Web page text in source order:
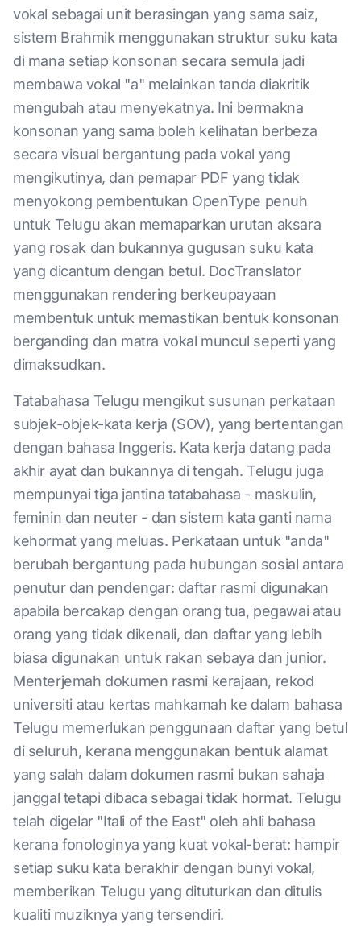
vokal sebagai unit berasingan yang sama saiz,
sistem Brahmik menggunakan struktur suku kata
di mana setiap konsonan secara semula jadi
membawa vokal "a" melainkan tanda diakritik
mengubah atau menyekatnya. Ini bermakna
konsonan yang sama boleh kelihatan berbeza
secara visual bergantung pada vokal yang
mengikutinya, dan pemapar PDF yang tidak
menyokong pembentukan OpenType penuh
untuk Telugu akan memaparkan urutan aksara
yang rosak dan bukannya gugusan suku kata
yang dicantum dengan betul. DocTranslator
menggunakan rendering berkeupayaan
membentuk untuk memastikan bentuk konsonan
berganding dan matra vokal muncul seperti yang
dimaksudkan.
Tatabahasa Telugu mengikut susunan perkataan
subjek-objek-kata kerja (SOV), yang bertentangan
dengan bahasa Inggeris. Kata kerja datang pada
akhir ayat dan bukannya di tengah. Telugu juga
mempunyai tiga jantina tatabahasa - maskulin,
feminin dan neuter - dan sistem kata ganti nama
kehormat yang meluas. Perkataan untuk "anda"
berubah bergantung pada hubungan sosial antara
penutur dan pendengar: daftar rasmi digunakan
apabila bercakap dengan orang tua, pegawai atau
orang yang tidak dikenali, dan daftar yang lebih
biasa digunakan untuk rakan sebaya dan junior.
Menterjemah dokumen rasmi kerajaan, rekod
universiti atau kertas mahkamah ke dalam bahasa
Telugu memerlukan penggunaan daftar yang betul
di seluruh, kerana menggunakan bentuk alamat
yang salah dalam dokumen rasmi bukan sahaja
janggal tetapi dibaca sebagai tidak hormat. Telugu
telah digelar "Itali of the East" oleh ahli bahasa
kerana fonologinya yang kuat vokal-berat: hampir
setiap suku kata berakhir dengan bunyi vokal,
memberikan Telugu yang dituturkan dan ditulis
kualiti muziknya yang tersendiri.